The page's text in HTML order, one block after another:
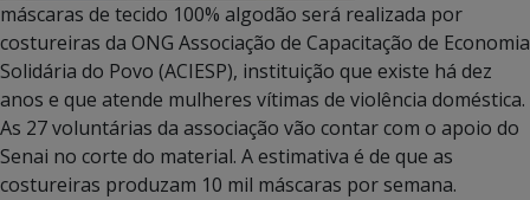
máscaras de tecido 100% algodão será realizada por
costureiras da ONG Associação de Capacitação de Economia
Solidária do Povo (ACIESP), instituição que existe há dez
anos e que atende mulheres vítimas de violência doméstica.
As 27 voluntárias da associação vão contar com o apoio do
Senai no corte do material. A estimativa é de que as
costureiras produzam 10 mil máscaras por semana.